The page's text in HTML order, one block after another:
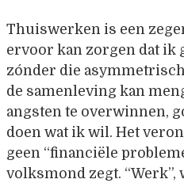
Thuiswerken is een
ervoor kan zorgen dat ik
zónder die
de samenleving kan
angsten te overwinnen,
doen wat ik wil. Het
geen “financiële
volksmond zegt.